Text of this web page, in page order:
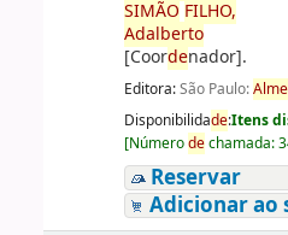
SIMÃO FILHO,
Adalberto
[Coordenador].
Editora:São Paulo:
Disponibilidade:Itens
[Númerodechamada:
Reservar
Adicionar ao